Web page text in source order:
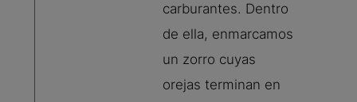
carburantes. Dentro
de ella, enmarcamos
un zorro cuyas
orejas terminan en